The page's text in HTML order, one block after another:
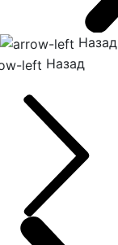
Назад
Назад